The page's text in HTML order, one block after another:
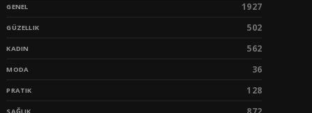
GENEL 1927
GÜZELLIK 502
KADIN 562
MODA 36
PRATIK 128